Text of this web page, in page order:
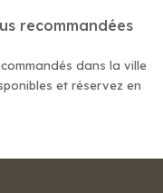
recommandées
dans la ville
et réservez en